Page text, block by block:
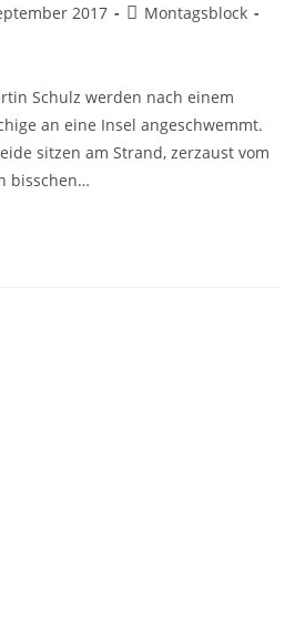
2017
Montagsblock
Schulz werden nach einem
an eine Insel angeschwemmt.
sitzen am Strand, zerzaust vom
bisschen…